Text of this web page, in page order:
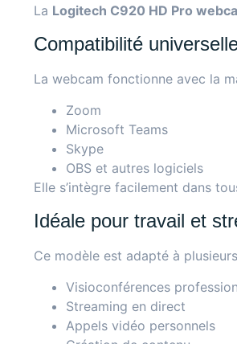
La Logitech C920 HD Pro
Compatibilité
La webcam fonctionne avec la
Zoom
Microsoft Teams
Skype
OBS et autres logiciels
Elle s’intègre facilement dans
Idéale pour travail et
Ce modèle est adapté à
Visioconférences
Streaming en direct
Appels vidéo personnels